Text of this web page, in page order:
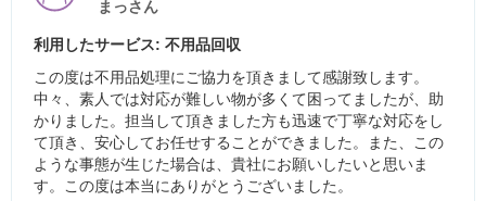
まっさん
利用したサービス: 不用品回収
この度は不用品処理にご協力を頂きまして感謝致します。
中々、素人では対応が難しい物が多くて困ってましたが、助
かりました。担当して頂きました方も迅速で丁寧な対応をし
て頂き、安心してお任せすることができました。また、この
ような事態が生じた場合は、貴社にお願いしたいと思いま
す。この度は本当にありがとうございました。